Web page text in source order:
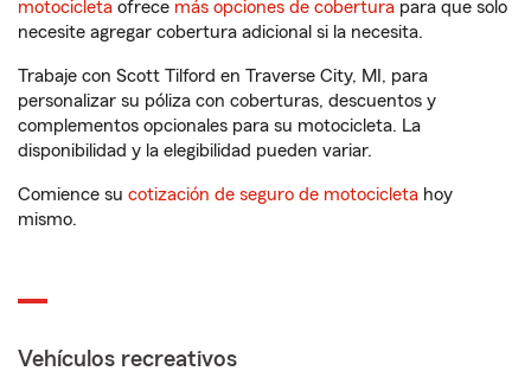
motocicleta ofrece más opciones de cobertura para que solo
necesite agregar cobertura adicional si la necesita.
Trabaje con Scott Tilford en Traverse City, MI, para
personalizar su póliza con coberturas, descuentos y
complementos opcionales para su motocicleta. La
disponibilidad y la elegibilidad pueden variar.
Comience su cotización de seguro de motocicleta hoy
mismo.
Vehículos recreativos